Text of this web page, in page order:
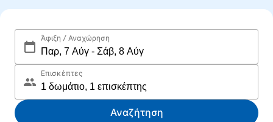
Άφιξη / Αναχώρηση
Επισκέπτες
Αναζήτηση